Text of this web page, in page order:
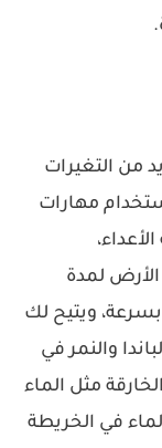
من التغيرات
مهارات
الأرض لمدة
ويتيح لك
والنمر في
مثل الماء
في الخريطة